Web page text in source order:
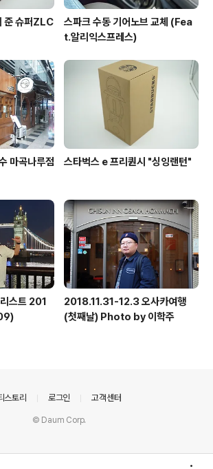
준 슈퍼ZLC
스파크 수동 기어노브 교체 (Fea
t.알리익스프레스)
마곡나루점 스타벅스 e 프리퀀시 "싱잉랜턴"
스트 201
2018.11.31-12.3 오사카여행
(첫째날) Photo by 이학주
스토리 로그인 고객센터
© Daum Corp.